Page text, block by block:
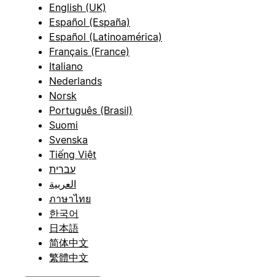
English (UK)
Español (España)
Español (Latinoamérica)
Français (France)
Italiano
Nederlands
Norsk
Português (Brasil)
Suomi
Svenska
Tiếng Việt
עברית
العربية
ภาษาไทย
한국어
日本語
简体中文
繁體中文